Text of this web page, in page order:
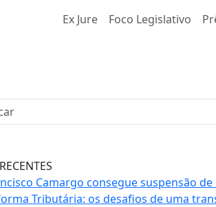
Ex Jure Foco Legislativo
Camargo consegue suspensão
Tributária: os desafios de uma